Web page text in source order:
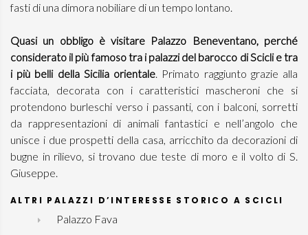
fasti di una dimora nobiliare di un tempo lontano.
Quasi un obbligo è visitare Palazzo Beneventano, perché
considerato il più famoso tra i palazzi del barocco di Scicli e tra
i più belli della Sicilia orientale. Primato raggiunto grazie alla
facciata, decorata con i caratteristici mascheroni che si
protendono burleschi verso i passanti, con i balconi, sorretti
da rappresentazioni di animali fantastici e nell’angolo che
unisce i due prospetti della casa, arricchito da decorazioni di
bugne in rilievo, si trovano due teste di moro e il volto di S.
Giuseppe.
ALTRI PALAZZI D’INTERESSE STORICO A SCICLI
Palazzo Fava